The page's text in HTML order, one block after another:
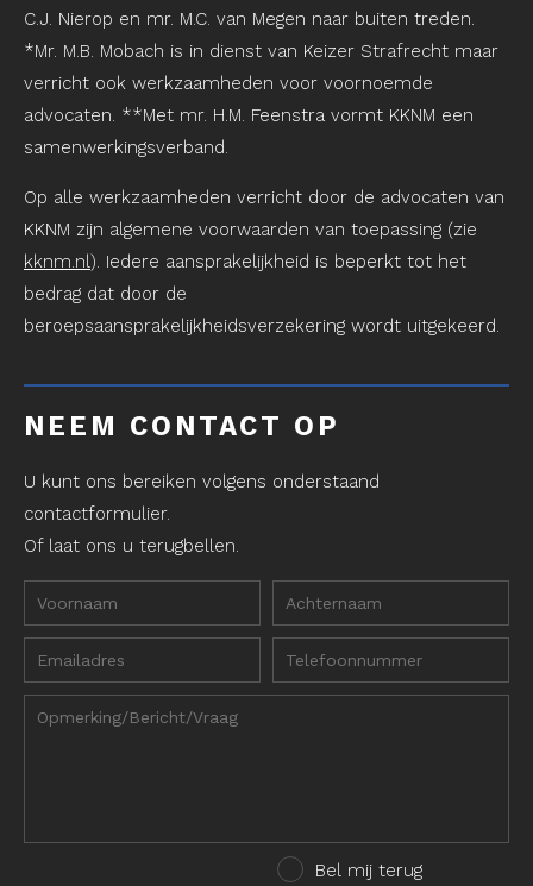
C.J. Nierop en mr. M.C. van Megen naar buiten treden.
*Mr. M.B. Mobach is in dienst van Keizer Strafrecht maar
verricht ook werkzaamheden voor voornoemde
advocaten. **Met mr. H.M. Feenstra vormt KKNM een
samenwerkingsverband.
Op alle werkzaamheden verricht door de advocaten van
KKNM zijn algemene voorwaarden van toepassing (zie
kknm.nl). Iedere aansprakelijkheid is beperkt tot het
bedrag dat door de
beroepsaansprakelijkheidsverzekering wordt uitgekeerd.
NEEM CONTACT OP
U kunt ons bereiken volgens onderstaand
contactformulier.
Of laat ons u terugbellen.
Bel mij terug